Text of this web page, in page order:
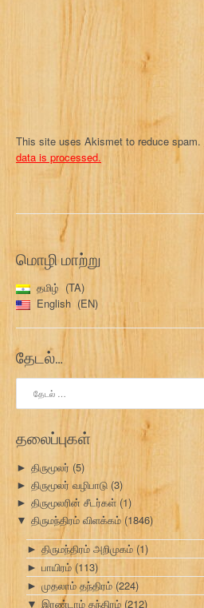
This site uses Akismet to reduce spam.
data is processed.
மொழி மாற்று
தமிழ்
TA
English
EN
தேடல்…
தேடு:
தலைப்புகள்
► திருமூலர் (5)
► திருமூலர் வழிபாடு (3)
► திருமூலரின் சீடர்கள் (1)
▼ திருமந்திரம் விளக்கம் (1846)
► திருமந்திரம் அறிமுகம் (1)
► பாயிரம் (113)
► முதலாம் தந்திரம் (224)
▼ இரண்டாம் தந்திரம் (212)